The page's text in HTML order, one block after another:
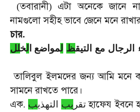
(তবারানী) এটা অনেকে জানে
নামগুলো সহীহ ভাবে জেনে মনে
চার.
مع التيقظ لمواضع ا لخلل
তালিবুল ইলমদের জন্য আমি মনে
সামনে রাখতে পারে।
এক. تقر يب التهذيب হাফেয ইবনে